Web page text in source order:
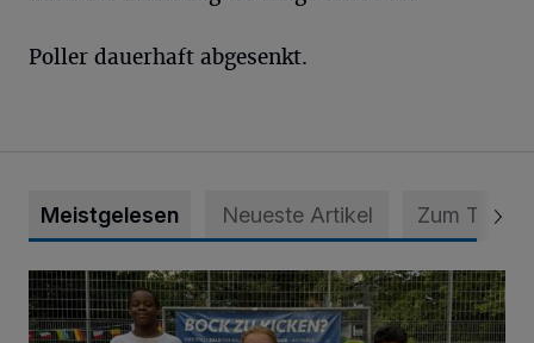
Poller dauerhaft abgesenkt.
Meistgelesen Neueste Artikel Zum Thema
Bolzplatz-Tour: Viele Tore am Kalkumer Feld